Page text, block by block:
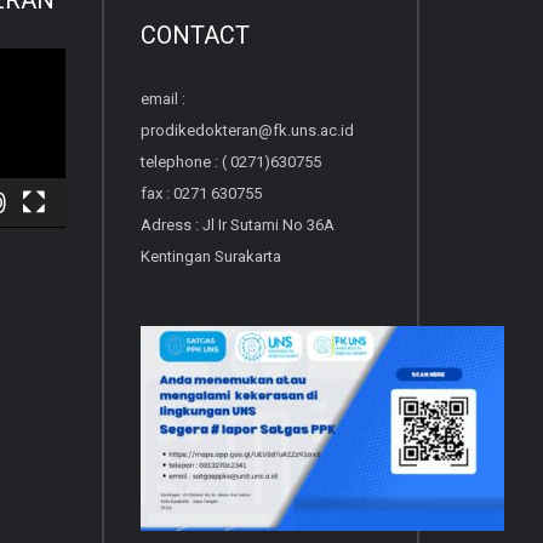
CONTACT
email :
prodikedokteran@fk.uns.ac.id
telephone : ( 0271)630755
fax : 0271 630755
Adress : Jl Ir Sutami No 36A
Kentingan Surakarta